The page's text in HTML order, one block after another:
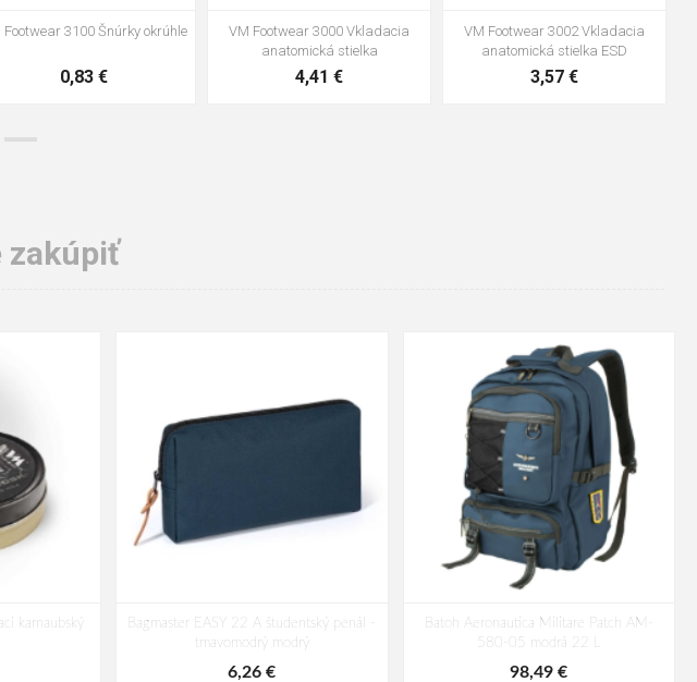
Footwear 3100 Šnúrky okrúhle
0,83 €
VM Footwear 3000 Vkladacia
anatomická stielka
4,41 €
VM Footwear 3002 Vkladacia
anatomická stielka ESD
3,57 €
zakúpiť
karnaubský
Bagmaster EASY 22 A študentský penál -
tmavomodrý modrý
6,26 €
Batoh Aeronautica Militare Patch AM-
580-05 modrá 22 L
98,49 €